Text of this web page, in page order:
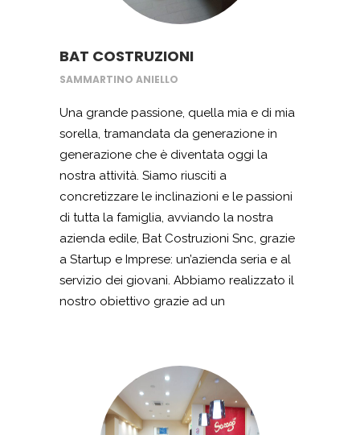
noi per primi: il viaggio.
BAT COSTRUZIONI
SAMMARTINO ANIELLO
Una grande passione, quella mia e di mia
sorella, tramandata da generazione in
generazione che è diventata oggi la
nostra attività. Siamo riusciti a
concretizzare le inclinazioni e le passioni
di tutta la famiglia, avviando la nostra
azienda edile, Bat Costruzioni Snc, grazie
a Startup e Imprese: un’azienda seria e al
servizio dei giovani. Abbiamo realizzato il
nostro obiettivo grazie ad un
permesso di acquistare tutte le
attrezzature e i macchinari necessari per
la ristrutturazione di appartamenti. La
consulenza ed i consigli degli esperti di